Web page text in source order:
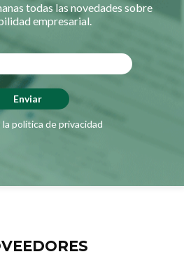
todas las novedades sobre
empresarial.
política de privacidad